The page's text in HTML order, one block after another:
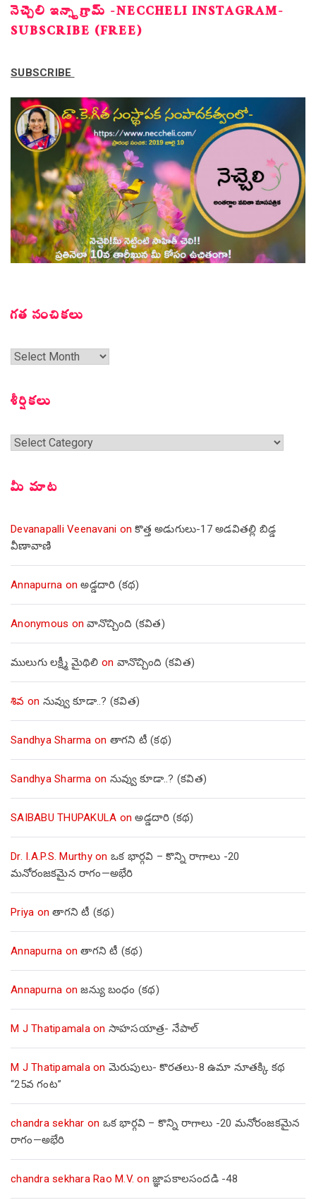
నెచ్చెలి ఇన్స్టాగ్రామ్ -NECCHELI INSTAGRAM-
SUBSCRIBE (FREE)
SUBSCRIBE
గత సంచికలు
గత
శీర్షికలు
శీర్షికలు
మీ మాట
Devanapalli Veenavani onకొత్త అడుగులు-17 అడవితల్లి బిడ్డ
వీణావాణి
Annapurna onఅడ్డదారి (కథ)
Anonymous onవానొచ్చింది (కవిత)
ములుగు లక్ష్మీ మైథిలి on వానొచ్చింది (కవిత)
శివ on నువ్వు కూడా..? (కవిత)
Sandhya Sharma on తాగని టీ (కథ)
Sandhya Sharma on నువ్వు కూడా..? (కవిత)
SAIBABU THUPAKULA onఅడ్డదారి (కథ)
Dr. I.A.P.S. Murthyon ఒక భార్గవి – కొన్ని రాగాలు -20
మనోరంజకమైన రాగం—అభేరి
Priya onతాగని టీ (కథ)
Annapurna onతాగని టీ (కథ)
Annapurna onజన్యు బంధం (కథ)
M J Thatipamalaon సాహసయాత్ర- నేపాల్‌
M J Thatipamalaon మెరుపులు- కొరతలు-8 ఉమా నూతక్కి కథ
“25వ గంట”
chandra sekhar on ఒక భార్గవి – కొన్ని రాగాలు -20 మనోరంజకమైన
రాగం—అభేరి
chandra sekhara Rao M.V. on జ్ఞాపకాలసందడి -48